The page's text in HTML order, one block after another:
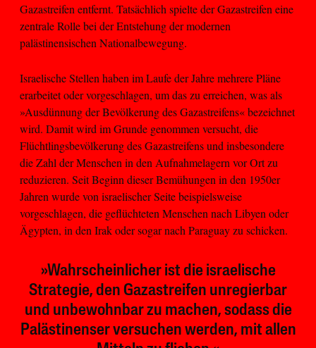
Gazastreifen entfernt. Tatsächlich spielte der Gazastreifen eine
zentrale Rolle bei der Entstehung der modernen
palästinensischen Nationalbewegung.
Israelische Stellen haben im Laufe der Jahre mehrere Pläne
erarbeitet oder vorgeschlagen, um das zu erreichen, was als
»Ausdünnung der Bevölkerung des Gazastreifens« bezeichnet
wird. Damit wird im Grunde genommen versucht, die
Flüchtlingsbevölkerung des Gazastreifens und insbesondere
die Zahl der Menschen in den Aufnahmelagern vor Ort zu
reduzieren. Seit Beginn dieser Bemühungen in den 1950er
Jahren wurde von israelischer Seite beispielsweise
vorgeschlagen, die geflüchteten Menschen nach Libyen oder
Ägypten, in den Irak oder sogar nach Paraguay zu schicken.
»Wahrscheinlicher ist die israelische
Strategie, den Gazastreifen unregierbar
und unbewohnbar zu machen, sodass die
Palästinenser versuchen werden, mit allen